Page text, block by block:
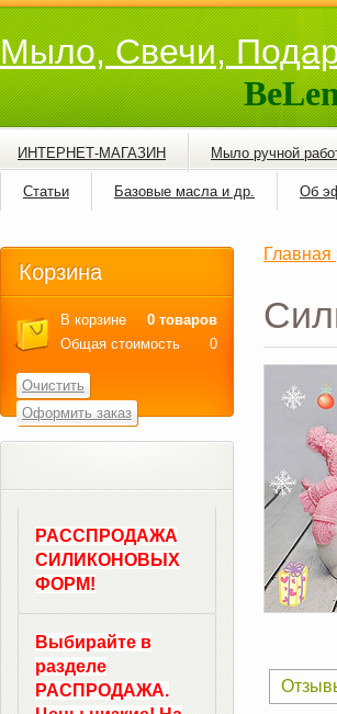
Мыло, Свечи,
ИНТЕРНЕТ-МАГАЗИН Мыло ручной
Статьи Базовые масла и др. Об
Главная
Корзина
В корзине
0 товаров
Общая стоимость
0
Очистить
Оформить заказ
РАССПРОДАЖА
СИЛИКОНОВЫХ
ФОРМ!
Выбирайте в
разделе
РАСПРОДАЖА.